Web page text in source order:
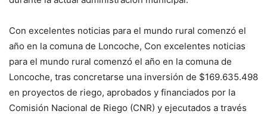
Con excelentes noticias para el mundo rural comenzó el
año en la comuna de Loncoche, Con excelentes noticias
para el mundo rural comenzó el año en la comuna de
Loncoche, tras concretarse una inversión de $169.635.498
en proyectos de riego, aprobados y financiados por la
Comisión Nacional de Riego (CNR) y ejecutados a través